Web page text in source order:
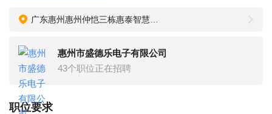
惠州市盛德乐电子有限公司
43个职位正在招聘
职位要求